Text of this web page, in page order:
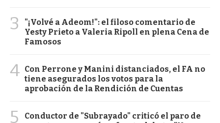
3
"¡Volvé a Adeom!": el filoso comentario de
Yesty Prieto a Valeria Ripoll en plena Cena de
Famosos
4 Con Perrone y Manini distanciados, el FA no
tiene asegurados los votos para la
aprobación de la Rendición de Cuentas
5
Conductor de "Subrayado" criticó el paro de